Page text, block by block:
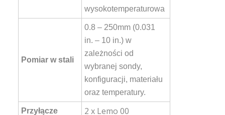
wysokotemperaturowa
Pomiar w stali
0.8 – 250mm (0.031
in. – 10 in.) w
zależności od
wybranej sondy,
konfiguracji, materiału
oraz temperatury.
Przyłącze 2 x Lemo 00